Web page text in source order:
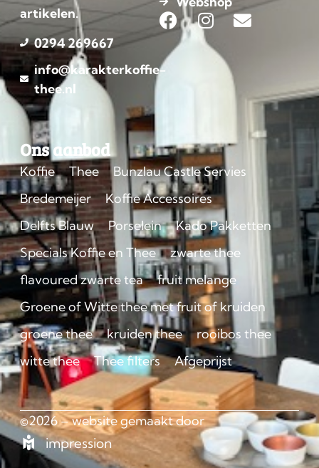
artikelen.
0294 269667
info@karakterkoffie-
thee.nl
Ons aanbod
Koffie Thee
Bunzlau Castle Servies
Bredemeijer
Koffie Accessoires
Delfts Blauw
Porselein
Kado Pakketten
Specials Koffie en Thee
zwarte thee
flavoured zwarte tea
fruit melange
Groene of Witte thee met fruit of kruiden
groene thee
kruiden thee
rooibos thee
witte thee
Thee filters Afgeprijst
©2026 – website gemaakt door
impression